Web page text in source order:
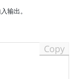
4
输出。
Copy